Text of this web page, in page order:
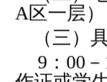
A区一层）
（三）
9 ：00